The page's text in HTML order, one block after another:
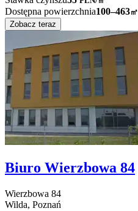
Dostępna powierzchnia100–463㎡
Zobacz teraz
Biuro Wierzbowa 84
Wierzbowa 84
Wilda, Poznań